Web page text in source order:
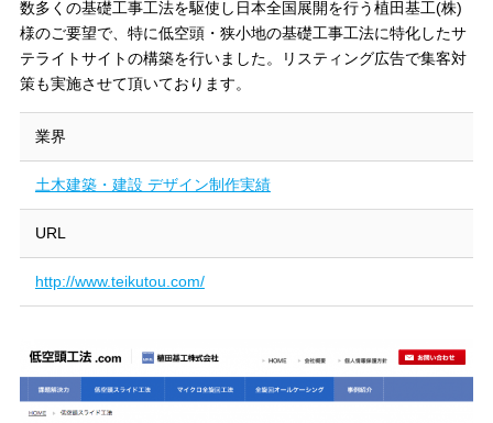
数多くの基礎工事工法を駆使し日本全国展開を行う植田基工(株)
様のご要望で、特に低空頭・狭小地の基礎工事工法に特化したサ
テライトサイトの構築を行いました。リスティング広告で集客対
策も実施させて頂いております。
業界
土木建築・建設 デザイン制作実績
URL
http://www.teikutou.com/